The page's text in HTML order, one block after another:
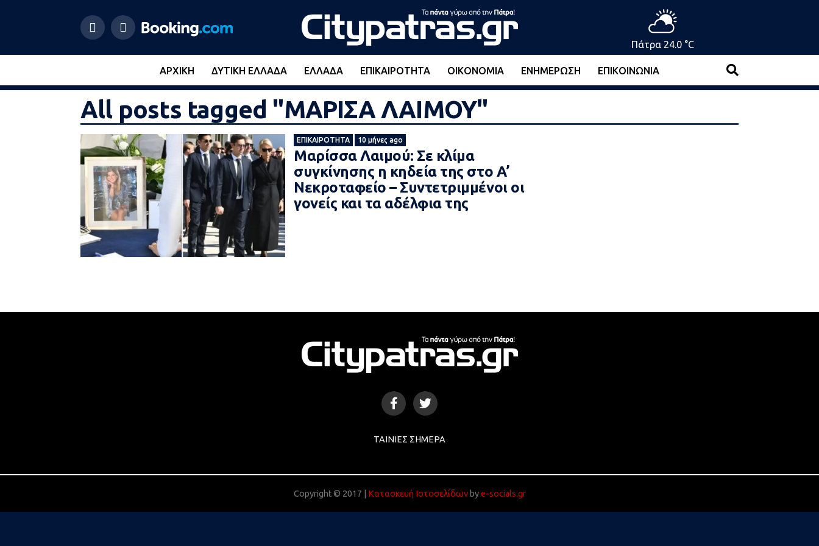
Πάτρα 24.0 °C
ΑΡΧΙΚΉ ΔΥΤΙΚΉ ΕΛΛΆΔΑ ΕΛΛΆΔΑ ΕΠΙΚΑΙΡΌΤΗΤΑ ΟΙΚΟΝΟΜΊΑ ΕΝΗΜΈΡΩΣΗ ΕΠΙΚΟΙΝΩΝΊΑ
All posts tagged "ΜΑΡΙΣΑ ΛΑΙΜΟΥ"
ΕΠΙΚΑΙΡΌΤΗΤΑ 10 μήνες ago
Μαρίσσα Λαιμού: Σε κλίμα
συγκίνησης η κηδεία της στο Α’
Νεκροταφείο – Συντετριμμένοι οι
γονείς και τα αδέλφια της
ΤΑΙΝΊΕΣ ΣΉΜΕΡΑ
Copyright © 2017 | Κατασκευή Ιστοσελίδωνbye-socials.gr